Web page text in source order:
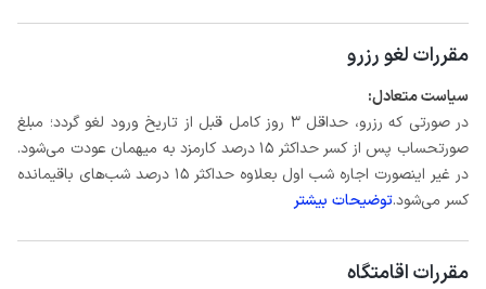
مقررات لغو رزرو
سیاست متعادل:
در صورتی که رزرو، حداقل 3 روز کامل قبل از تاریخ ورود لغو گردد؛ مبلغ
صورتحساب پس از کسر حداکثر 15 درصد کارمزد به میهمان عودت می‌شود.
در غیر اینصورت اجاره شب اول بعلاوه حداکثر 15 درصد شب‌های باقیمانده
کسر می‌شود.توضیحات بیشتر
مقررات اقامتگاه